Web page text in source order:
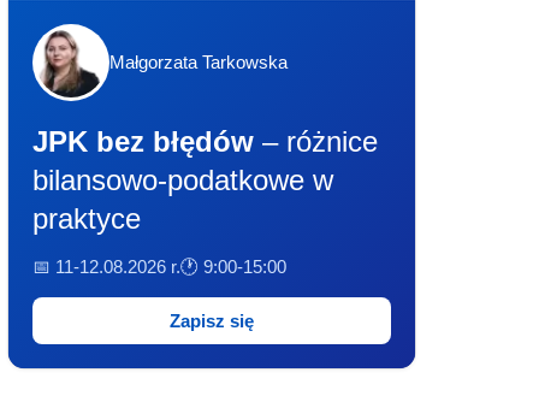
Małgorzata Tarkowska
JPK bez błędów – różnice
bilansowo-podatkowe w
praktyce
📅 11-12.08.2026 r.🕐 9:00-15:00
Zapisz się